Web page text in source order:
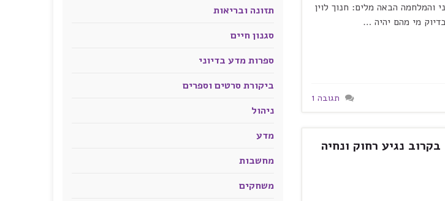
הבאה מלים: חנוך לוין
מי מהם יהיה …
תגובה 1
בקרוב נגיע רחוק ונחיה
תזונה ובריאות
סגנון חיים
ספרות מדע בדיוני
ביקורת סרטים וספרים
ניהול
מדע
מחשבות
משחקים